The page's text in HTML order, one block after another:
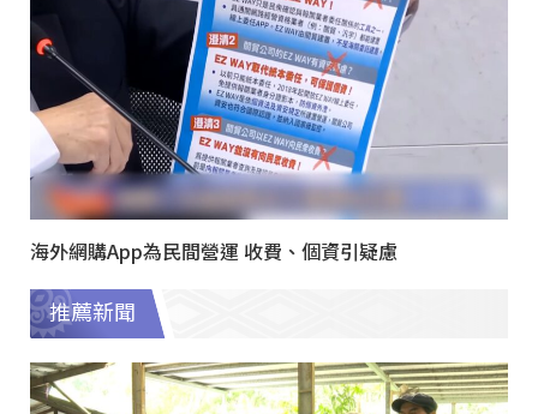
海外網購App為民間營運 收費、個資引疑慮
推薦新聞